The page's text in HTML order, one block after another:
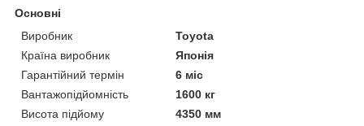
Основні
Виробник
Toyota
Країна виробник
Японія
Гарантійний термін
6 міс
Вантажопідйомність
1600 кг
Висота підйому
4350 мм